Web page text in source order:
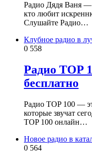
Радио Дядя Ваня —
кто любит
Слушайте Радио…
Клубное радио в
0 558
Радио TOP
бесплатно
Радио TOP 100 —
которые звучат
TOP 100 онлайн…
Новое радио в
0 564